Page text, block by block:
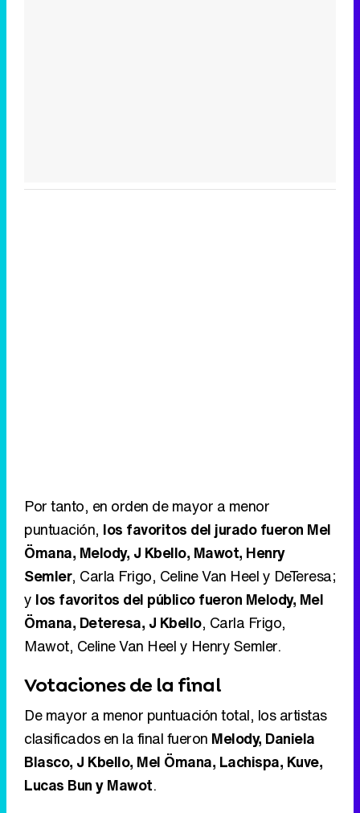
Por tanto, en orden de mayor a menor
puntuación, los favoritos del jurado fueron Mel
Ömana, Melody, J Kbello, Mawot, Henry
Semler, Carla Frigo, Celine Van Heel y DeTeresa;
y los favoritos del público fueron Melody, Mel
Ömana, Deteresa, J Kbello, Carla Frigo,
Mawot, Celine Van Heel y Henry Semler.
Votaciones de la final
De mayor a menor puntuación total, los artistas
clasificados en la final fueron Melody, Daniela
Blasco, J Kbello, Mel Ömana, Lachispa, Kuve,
Lucas Bun y Mawot.